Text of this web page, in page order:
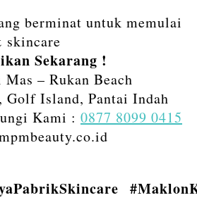
berminat untuk memulai
skincare
Sekarang !
– Rukan Beach
Golf Island, Pantai Indah
Kami : 0877 8099 0415